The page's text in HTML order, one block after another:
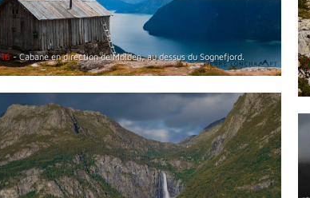
16- Cabane en direction de Molden, au dessus du Sognefjord.